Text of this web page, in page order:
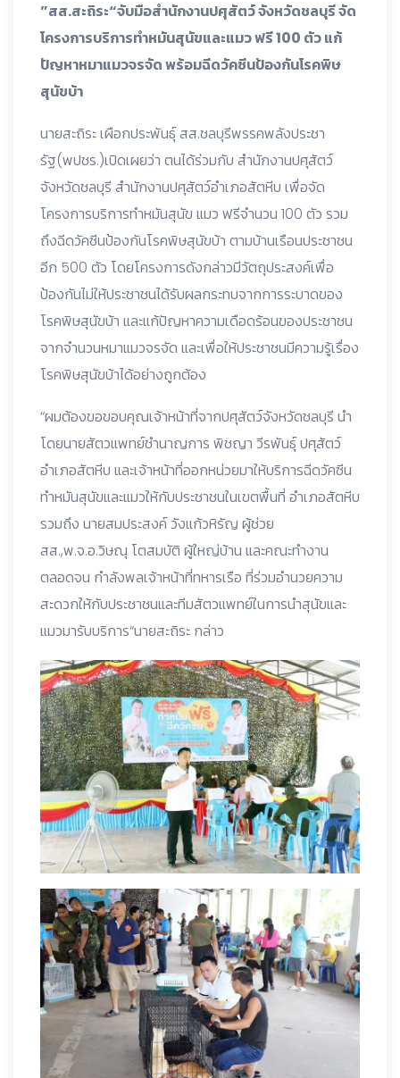
”สส.สะถิระ“จับมือสำนักงานปศุสัตว์ จังหวัดชลบุรี จัด
โครงการบริการทำหมันสุนัขและแมว ฟรี 100 ตัว แก้
ปัญหาหมาแมวจรจัด พร้อมฉีดวัคซีนป้องกันโรคพิษ
สุนัขบ้า
นายสะถิระ เผือกประพันธุ์ สส.ชลบุรีพรรคพลังประชา
รัฐ(พปชร.)เปิดเผยว่า ตนได้ร่วมกับ สำนักงานปศุสัตว์
จังหวัดชลบุรี สำนักงานปศุสัตว์อำเภอสัตหีบ เพื่อจัด
โครงการบริการทำหมันสุนัข แมว ฟรีจำนวน 100 ตัว รวม
ถึงฉีดวัคซีนป้องกันโรคพิษสุนัขบ้า ตามบ้านเรือนประชาชน
อีก 500 ตัว โดยโครงการดังกล่าวมีวัตถุประสงค์เพื่อ
ป้องกันไม่ให้ประชาชนได้รับผลกระทบจากการระบาดของ
โรคพิษสุนัขบ้า และแก้ปัญหาความเดือดร้อนของประชาชน
จากจำนวนหมาแมวจรจัด และเพื่อให้ประชาชนมีความรู้เรื่อง
โรคพิษสุนัขบ้าได้อย่างถูกต้อง
“ผมต้องขอขอบคุณเจ้าหน้าที่จากปศุสัตว์จังหวัดชลบุรี นำ
โดยนายสัตวแพทย์ชำนาญการ พิชญา วีรพันธุ์ ปศุสัตว์
อำเภอสัตหีบ และเจ้าหน้าที่ออกหน่วยมาให้บริการฉีดวัคซีน
ทำหมันสุนัขและแมวให้กับประชาชนในเขตพื้นที่ อำเภอสัตหีบ
รวมถึง นายสมประสงค์ วังแก้วหิรัญ ผู้ช่วย
สส.,พ.จ.อ.วิษณุ โตสมบัติ ผู้ใหญ่บ้าน และคณะทำงาน
ตลอดจน กำลังพลเจ้าหน้าที่ทหารเรือ ที่ร่วมอำนวยความ
สะดวกให้กับประชาชนและทีมสัตวแพทย์ในการนำสุนัขและ
แมวมารับบริการ“นายสะถิระ กล่าว